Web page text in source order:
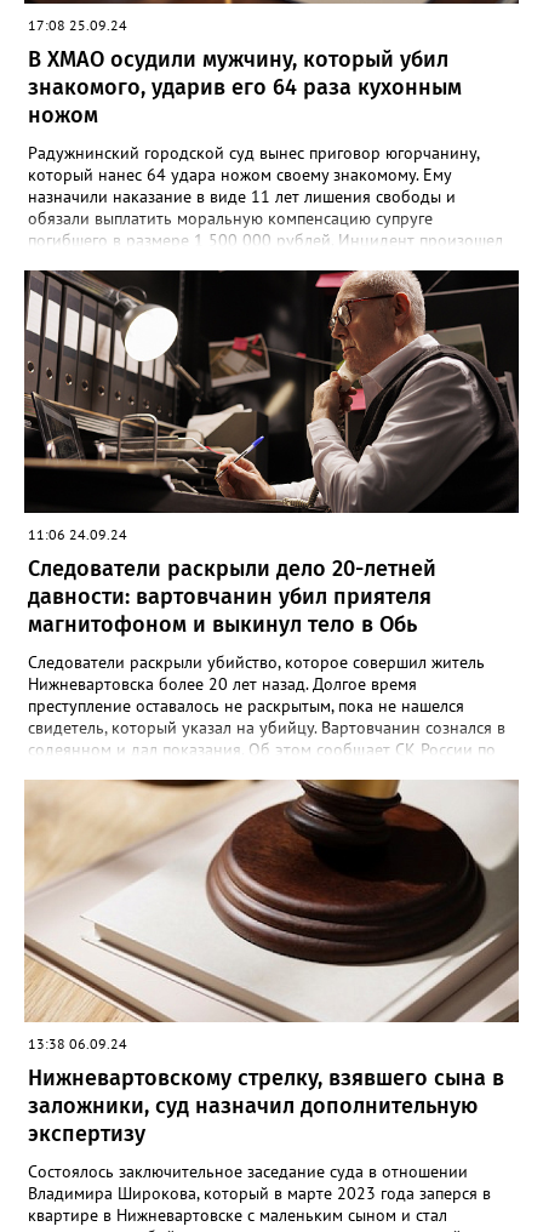
17:08 25.09.24
В ХМАО осудили мужчину, который убил
знакомого, ударив его 64 раза кухонным
ножом
Радужнинский городской суд вынес приговор югорчанину,
который нанес 64 удара ножом своему знакомому. Ему
назначили наказание в виде 11 лет лишения свободы и
обязали выплатить моральную компенсацию супруге
погибшего в размере 1 500 000 рублей. Инцидент произошел
своим знакомым в тамбуре жилого дома. Произошла потасовка
и югорчанин совершил убийство кухонным ножом. Он нанес
потерпевшему 64 удара по различным частям тела, которые
стали причиной смерти. Во время судебного заседания
югорчанин признал свою вину, но от дачи показаний
отказался.
11:06 24.09.24
Следователи раскрыли дело 20-летней
давности: вартовчанин убил приятеля
магнитофоном и выкинул тело в Обь
Следователи раскрыли убийство, которое совершил житель
Нижневартовска более 20 лет назад. Долгое время
преступление оставалось не раскрытым, пока не нашелся
свидетель, который указал на убийцу. Вартовчанин сознался в
содеянном и дал показания. Об этом сообщает СК России по
декабря 2001 года 22 летний вартовчанин находился в
квартире по улице Менделеева вместе со своим 29-летним
знакомым. Произошла ссора и мужчина нанес приятелю
множественные удары руками и кассетным магнитофоном в
голову. От полученных травм он скончался. Вартовчанин
испугался и выбросил тело в Обь. Уголовное дело с
обвинительным заключением направлено в суд для
рассмотрения. Вартовчанину грозит до пятнадцати лет
лишения свободы.
13:38 06.09.24
Нижневартовскому стрелку, взявшего сына в
заложники, суд назначил дополнительную
экспертизу
Состоялось заключительное заседание суда в отношении
Владимира Широкова, который в марте 2023 года заперся в
квартире в Нижневартовске с маленьким сыном и стал